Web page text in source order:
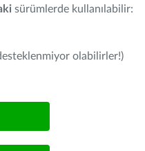
sürümlerde kullanılabilir:
olabilirler!)